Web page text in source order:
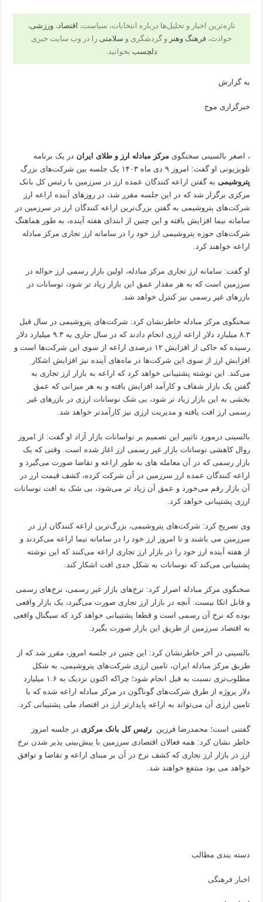
تازه‌ترین اخبار و تحلیل‌ها درباره انتخابات، سیاست، اقتصاد، ورزشی،
حوادث، فرهنگ وهنر و گردشگری و سلامتی را در وب سایت خبری
دلچسب بخوانید.
به گزارش
خبرگزاری موج
، اصغر بالسینی سخنگویمرکز مبادله ارز و طلای ایران در یک برنامه
تلویزیونی او گفت: امروز ۹ دی ماه ۱۴۰۳ یک جلسه بین شرکت‌های بزرگ
پتروشیمی به گفتن اراعه کنندگان عمده ارز در سرزمین با رئیس کل بانک
مرکزی برگزار شد که در این جلسه مقرر شد، در روزهای آینده اراعه ارز
شرکت‌های پتروشیمی به گفتن بزرگ‌ترین اراعه کنندگان ارز در سرزمین در
سامانه نیما افزایش یافته و این چنین از ابتدای هفته آینده، به طور هماهنگ
شرکت‌های حوزه پتروشیمی ارز خود را در سامانه ارز تجاری مرکز مبادله
اراعه خواهند کرد.
او گفت: سامانه ارز تجاری مرکز مبادله، اولین بازار رسمی ارز حواله در
سرزمین است که به هر مقدار عمق این بازار زیاد تر شود، نوسانات در
بازرهای غیر رسمی نیز کنترل خواهد شد.
سخنگوی مرکز مبادله خاطرنشان کرد: شرکت‌های پتروشیمی در سال قبل
۸.۳ میلیارد دلار اراعه ارزی انجام دادند که در سال جاری به ۹.۳ میلیارد دلار
رسیده که حاکی از افزایش ۱۲ درصدی اراعه از سوی این شرکت‌ها است و
افزایش ارز از سوی این شرکت‌ها در ماه‌های آینده نیز افزایش اشکار
می‌کند. این نوشته پشتیبانی خواهد کرد که اراعه به بازار ارز تجاری به
گفتن یک بازار شفاف و کارآمد افزایش یافته و به هر میزانی که عمق
بخشی به این بازار زیاد تر شود، بی شک نوسانات ارزی در بازرهای غیر
رسمی ارز افت یافته و مدیریت ارزی نیز کارآمدتر خواهد شد.
بالسینی درمورد تاثییر این تصمیم بر نواسانات بازار آزاد او گفت: از امروز
روال کاهشی نوسانات بازار غیر رسمی ارز اغاز شده است. وقتی که یک
بازار رسمی که در آن معامله های به طور اراعه و تقاضا صورت می‌گیرد و
اراعه کنندگان عمده ارز سرزمین در آن شرکت کرده، کشف قیمت ارز در
آن بازار رقم می‌خورد و عمق آن زیاد تر می‌شود، بی شک به افت نوسانات
ارزی پشتیبانی خواهد کرد.
وی تصریح کرد: شرکت‌های پتروشیمی، بزرگ‌ترین اراعه کنندگان ارز در
سرزمین می باشند و تا امروز ارز خود را در سامانه نیما اراعه می‌کردند و
از هفته آینده ارز خود را در بازار ارز تجاری اراعه می‌کنند که این نوشته
پشتیبانی می‌کند که نوسانات به شکل جدی افت اشکار کند.
سخنگوی مرکز مبادله اصرار کرد: نرخ‌های بازار غیر رسمی، نرخ‌های رسمی
و قابل اتکا نیست. آنچه در بازار ارز تجاری صورت می‌گیرد، یک بازار واقعی
بوده که نرخ آن رسمی است و قطعا پشتیبانی خواهد کرد که سیگنال واقعی
به اقتصاد سرزمین از طریق این بازار صورت بگیرد.
بالسینی در آخر خاطرنشان کرد: این چنین در جلسه امروز، مقرر شد که از
طریق مرکز مبادله ایران، تامین ارزی شرکت‌های پتروشیمی، به شکل
مطلوب‌تری نسبت به قبل انجام شود؛ چراکه اکنون نزدیک به ۱.۶ میلیارد
دلار پروژه از طرق شرکت‌های گوناگون در مرکز مبادله اراعه شده که با
تامین ارزی آن می‌تواند به اراعه پایدارتر ارز در اقتصاد ملی پشتیبانی کرد.
گفتنی است؛ محمدرضا فرزینرئیس کل بانک مرکزی در جلسه امروز
خاطر نشان کرد: همه فعالان اقتصادی سرزمین با پیش‌بینی پذیر شدن نرخ
ارز در بازار ارز تجاری که کشف نرخ در آن بر مبنای اراعه و تقاضا و توافق
خواهد می بود منتفع خواهند شد.
دسته بندی مطالب
اخبار فرهنگی